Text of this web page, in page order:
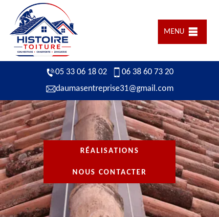
MENU
05 33 06 18 02
06 38 60 73 20
daumasentreprise31@gmail.com
RÉALISATIONS
NOUS CONTACTER